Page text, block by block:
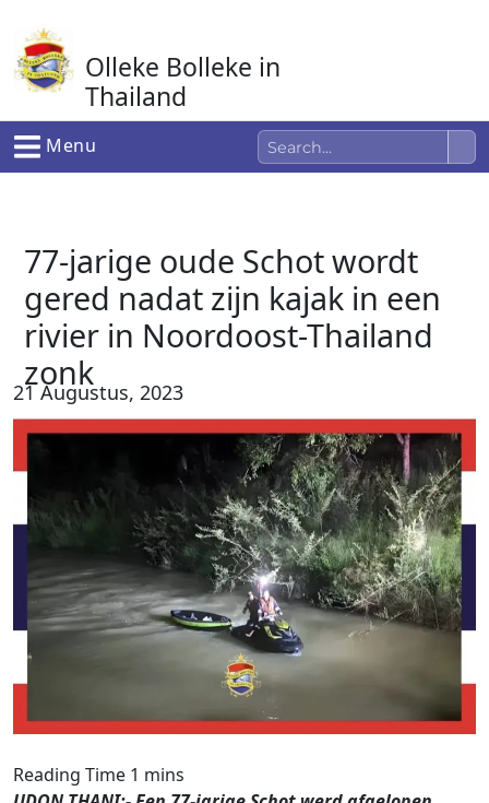
naar
de
inhoud
Olleke Bolleke in
Thailand
In Thailand
Menu
77-jarige oude Schot wordt
gered nadat zijn kajak in een
rivier in Noordoost-Thailand
zonk
21 Augustus, 2023